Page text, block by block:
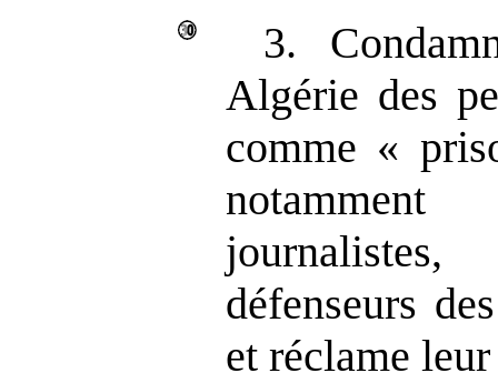
3.
Algérie des
comme «
défenseurs
et réclame